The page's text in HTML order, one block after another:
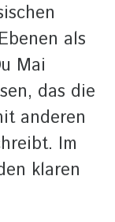
als
Mai
das die
anderen
Im
klaren